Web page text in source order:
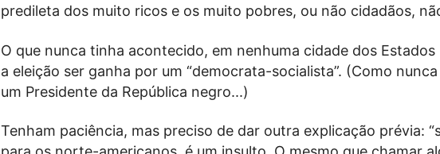
predileta dos muito ricos e os muito pobres, ou não cidadãos,
O que nunca tinha acontecido, em nenhuma cidade dos
a eleição ser ganha por um “democrata-socialista”. (Como
um Presidente da República negro...)
Tenham paciência, mas preciso de dar outra explicação prévia: